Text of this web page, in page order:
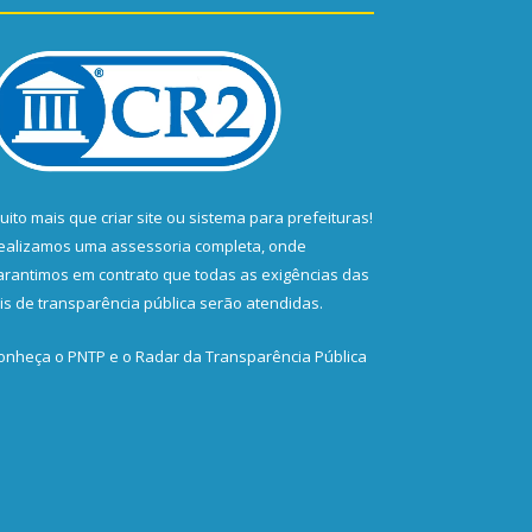
mais que criar site ou sistema para prefeituras!
uma assessoria completa, onde
em contrato que todas as exigências das
de transparência pública serão atendidas.
o PNTP e o Radar da Transparência Pública